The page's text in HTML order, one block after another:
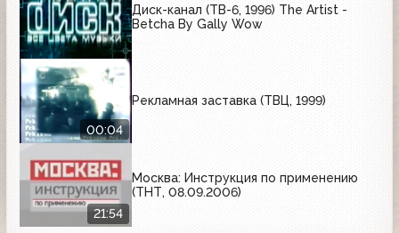
Диск-канал (ТВ-6, 1996) The Artist -
Betcha By Gally Wow
00:04
Рекламная заставка (ТВЦ, 1999)
21:54
Москва: Инструкция по применению
(ТНТ, 08.09.2006)